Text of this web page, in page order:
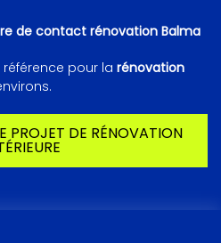
de contact rénovation Balma
référence pour la rénovation
PROJET DE RÉNOVATION